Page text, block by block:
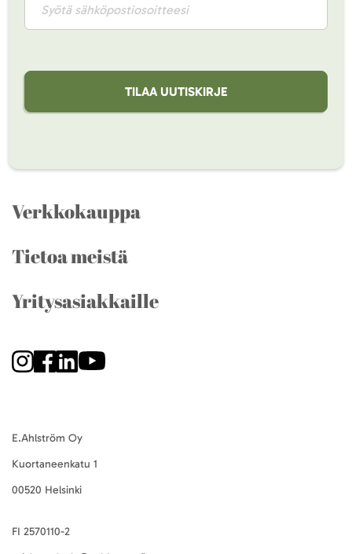
TILAA UUTISKIRJE
Verkkokauppa
Tietoa meistä
Yritysasiakkaille
E.Ahlström Oy
Kuortaneenkatu 1
00520 Helsinki
FI 2570110-2